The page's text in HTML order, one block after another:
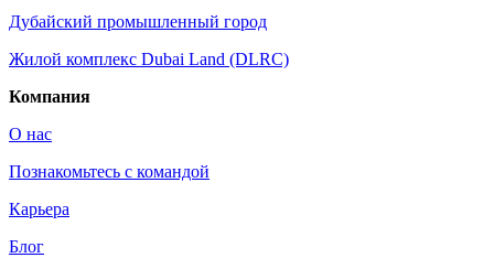
Дубайский промышленный город
Жилой комплекс Dubai Land (DLRC)
Компания
О нас
Познакомьтесь с командой
Карьера
Блог